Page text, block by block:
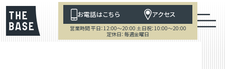
お電話はこちら アクセス
営業時間 平日：12:00～20:00 土日祝：10:00～20:00
定休日：毎週金曜日